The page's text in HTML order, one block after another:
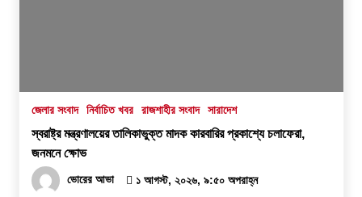
জেলার সংবাদ নির্বাচিত খবর রাজশাহীর সংবাদ সারাদেশ
স্বরাষ্ট্র মন্ত্রণালয়ের তালিকাভুক্ত মাদক কারবারির প্রকাশ্যে চলাফেরা,
জনমনে ক্ষোভ
ভোরের আভা ১ আগস্ট, ২০২৬, ৯:৫০ অপরাহ্ন